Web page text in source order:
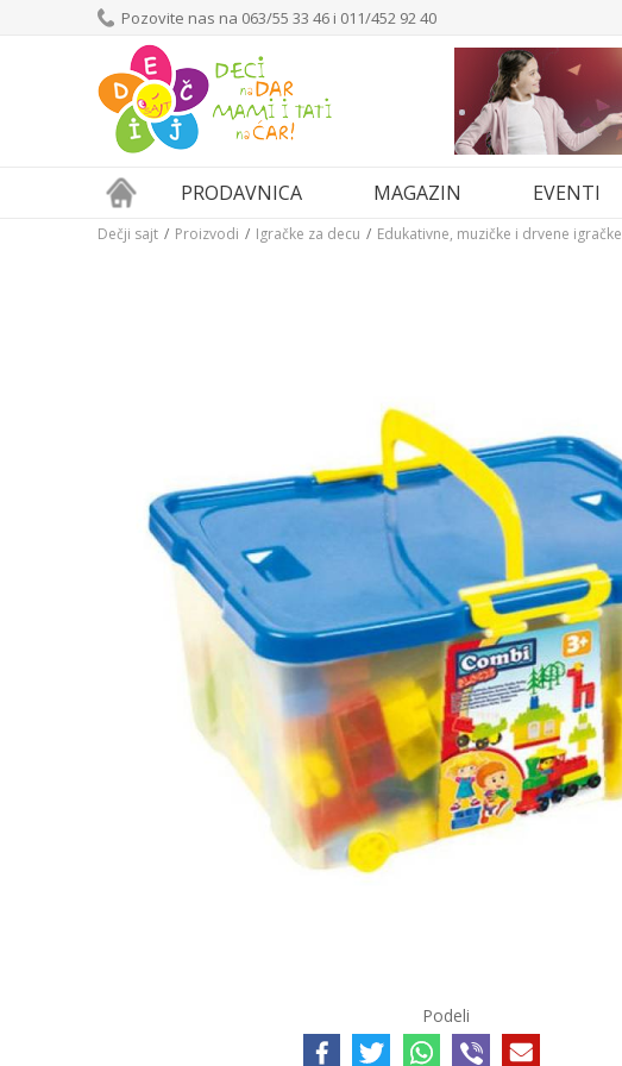
Pozovite nas na 063/55 33 46 i 011/452 92 40
PRODAVNICA MAGAZIN EVENTI
Dečji sajt Proizvodi Igračke za decu Edukativne, muzičke i drvene igračke
Podeli